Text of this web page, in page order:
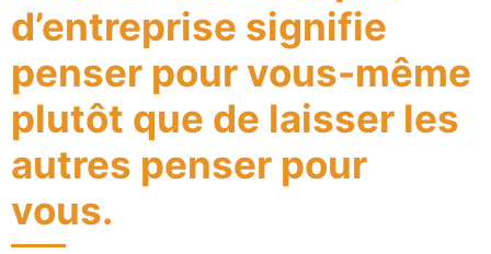
d’entreprise signifie
penser pour vous-même
plutôt que de laisser les
autres penser pour
vous.